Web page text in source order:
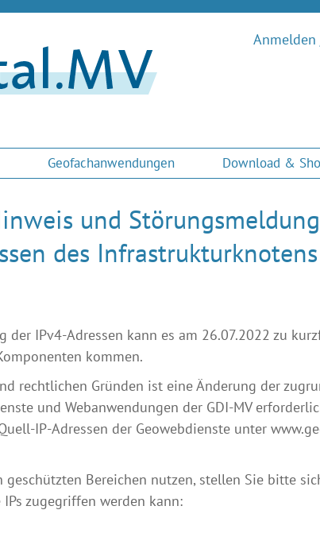
Geofachanwendungen Download &
und
des
der IPv4-Adressen kann es am 26.07.2022 zu
kommen.
rechtlichen Gründen ist eine Änderung der
und Webanwendungen der GDI-MV
IP-Adressen der Geowebdienste unter
geschützten Bereichen nutzen, stellen Sie bitte
zugegriffen werden kann: